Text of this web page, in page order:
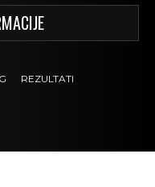
REZULTATI